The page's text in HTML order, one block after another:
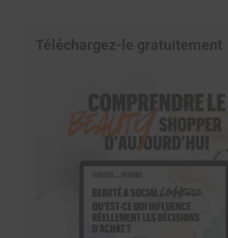
Téléchargez-le gratuitement